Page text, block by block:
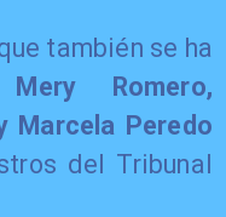
también se ha
Romero,
Marcela Peredo
del Tribunal